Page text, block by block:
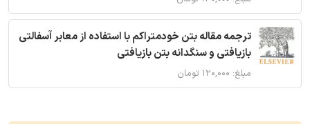
ترجمه مقاله بتن خودمتراکم با استفاده از معابر آسفالتی
بازیافتی و سنگدانه بتن بازیافتی
مبلغ: ۱۲۰,۰۰۰ تومان